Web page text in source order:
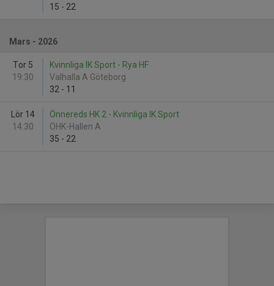
15 - 22
Mars - 2026
Tor 5
19:30
Kvinnliga IK Sport - Rya HF
Valhalla A Göteborg
32 - 11
Lör 14
14:30
Önnereds HK 2 - Kvinnliga IK Sport
ÖHK-Hallen A
35 - 22